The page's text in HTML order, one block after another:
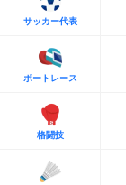
サッカー代表
ボートレース
格闘技